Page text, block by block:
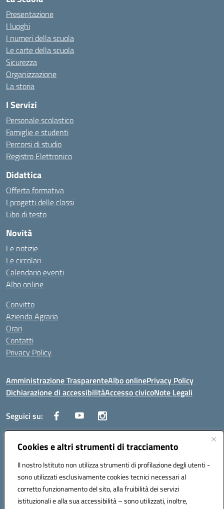
Cookies e altri strumenti di tracciamento
Il nostro Istituto non utilizza strumenti di profilazione degli utenti -
sono utilizzati esclusivamente cookies tecnici necessari al
corretto funzionamento del sito, alla fruibilità dei servizi
istituzionali e alla sua accessibilità – sono utilizzati, inoltre,
Presentazione
I luoghi
I numeri della scuola
Le carte della scuola
Sicurezza
Organizzazione
La storia
I Servizi
Personale scolastico
Famiglie e studenti
Percorsi di studio
Registro Elettronico
Didattica
Offerta formativa
I progetti delle classi
Libri di testo
Novità
Le notizie
Le circolari
Calendario eventi
Albo online
Convitto
Azienda Agraria
Orari
Contatti
Privacy Policy
Amministrazione TrasparenteAlbo onlinePrivacy Policy
Dichiarazione di accessibilitàAccesso civicoNote Legali
Seguici su:
Via dei Cappuccini, 5 - 60044 Fabriano (AN) - Tel. 0732 3373 - 0732
3573 - Mail: anis01700P@istruzione.it - PEC:
Codice meccanografico: ANIS01700P - Codice iPA: istsc_ANIS01700P -
C.F. 81002710424 - Codice univoco fatturazione elettronica (CUF):
UFBMDS